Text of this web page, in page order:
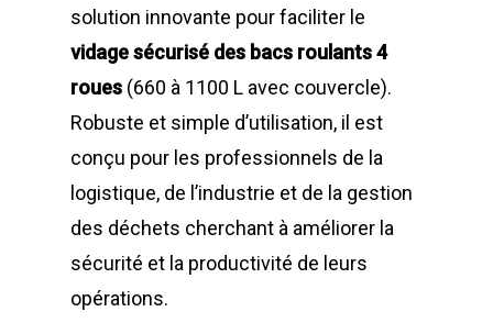
solution innovante pour faciliter le
vidage sécurisé des bacs roulants 4
roues (660 à 1100 L avec couvercle).
Robuste et simple d’utilisation, il est
conçu pour les professionnels de la
logistique, de l’industrie et de la gestion
des déchets cherchant à améliorer la
sécurité et la productivité de leurs
opérations.